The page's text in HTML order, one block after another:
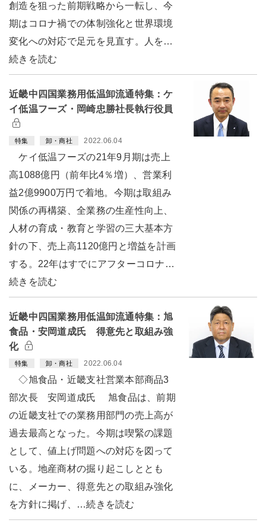
創造を狙った前期戦略から一転し、今
期はコロナ禍での体制強化と世界環境
変化への対応で足元を見直す。人を…
続きを読む
近畿中四国業務用低温卸流通特集：ケ
イ低温フーズ・岡崎忠勝社長執行役員
特集 卸・商社 2022.06.04
ケイ低温フーズの21年9月期は売上
高1088億円（前年比4％増）、営業利
益2億9900万円で着地。今期は取組み
関係の再構築、全業務の生産性向上、
人材の育成・教育と学習の三大基本方
針の下、売上高1120億円と増益を計画
する。22年はすでにアフターコロナ…
続きを読む
近畿中四国業務用低温卸流通特集：旭
食品・安岡道成氏 得意先と取組み強
化
特集 卸・商社 2022.06.04
◇旭食品・近畿支社営業本部商品3
部次長 安岡道成氏 旭食品は、前期
の近畿支社での業務用部門の売上高が
過去最高となった。今期は喫緊の課題
として、値上げ問題への対応を図って
いる。地産商材の掘り起こしととも
に、メーカー、得意先との取組み強化
を方針に掲げ、…続きを読む